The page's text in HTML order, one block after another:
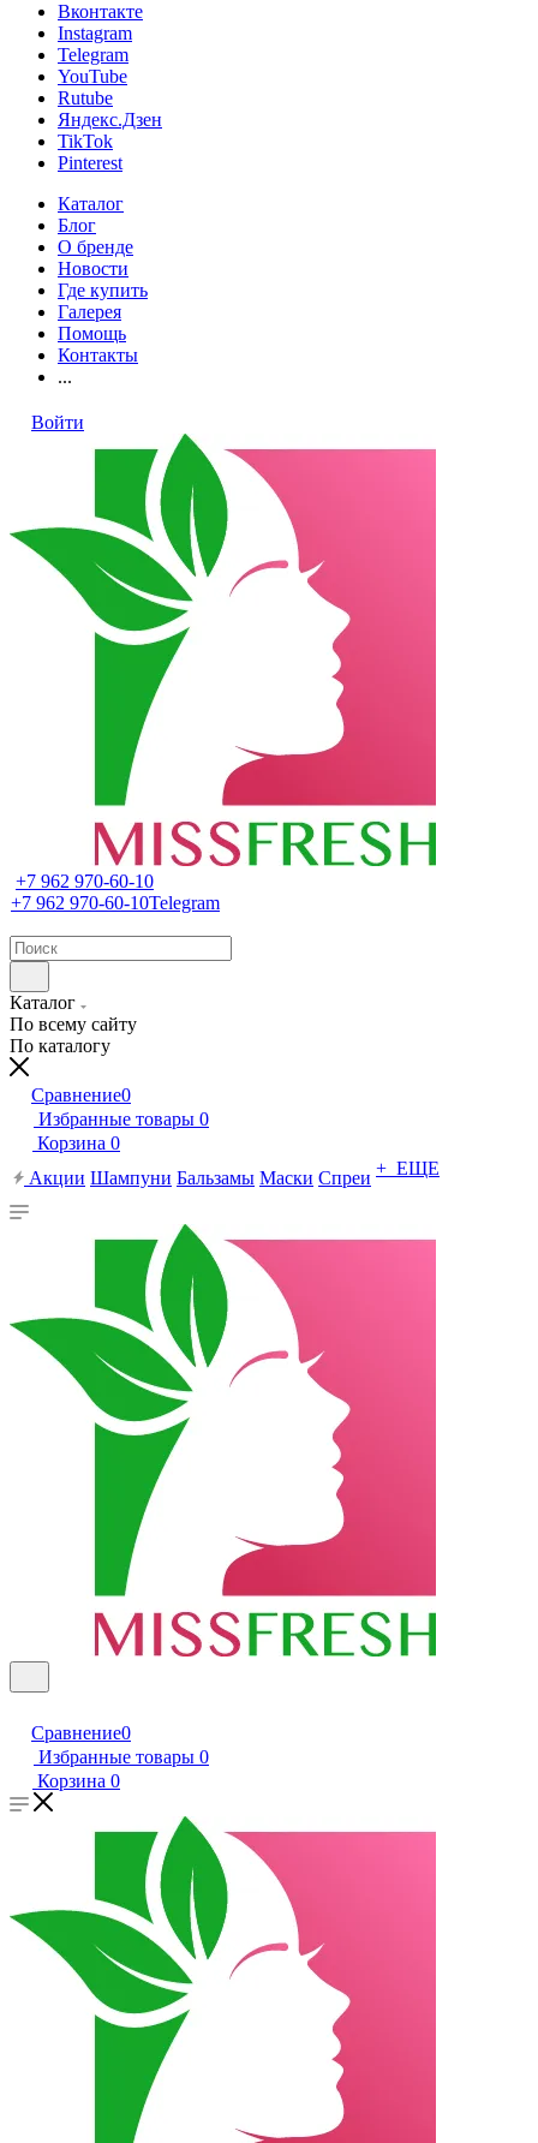
Вконтакте
Instagram
Telegram
YouTube
Rutube
Яндекс.Дзен
TikTok
Pinterest
Каталог
Блог
О бренде
Новости
Где купить
Галерея
Помощь
Контакты
...
Войти
+7 962 970-60-10
+7 962 970-60-10Telegram
Каталог
По всему сайту
По каталогу
Сравнение0
Избранные товары 0
Корзина 0
Акции Шампуни Бальзамы Маски Спреи + ЕЩЕ
Сравнение0
Избранные товары 0
Корзина 0